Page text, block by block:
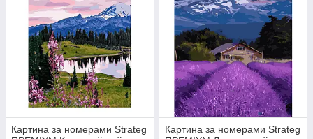
Картина за номерами Strateg
Картина за номерами Strateg